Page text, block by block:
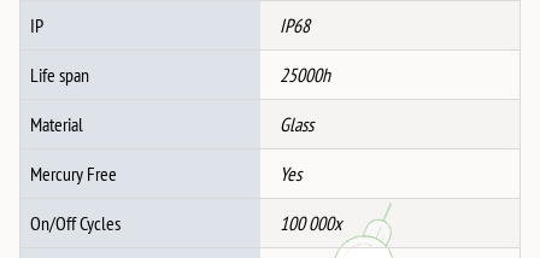
IP IP68
Life span 25000h
Material Glass
Mercury Free Yes
On/Off Cycles 100 000x